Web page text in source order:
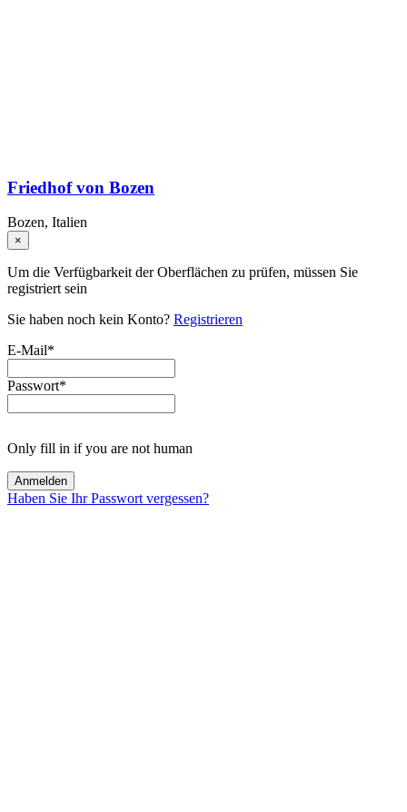
Friedhof von Bozen
Bozen, Italien
×
Um die Verfügbarkeit der Oberflächen zu prüfen, müssen Sie
registriert sein
Sie haben noch kein Konto? Registrieren
E-Mail*
Passwort*
Only fill in if you are not human
Haben Sie Ihr Passwort vergessen?